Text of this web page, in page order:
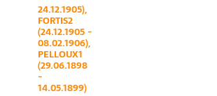
24.12.1905),
FORTIS2
(24.12.1905 -
08.02.1906),
PELLOUX1
(29.06.1898
-
14.05.1899)